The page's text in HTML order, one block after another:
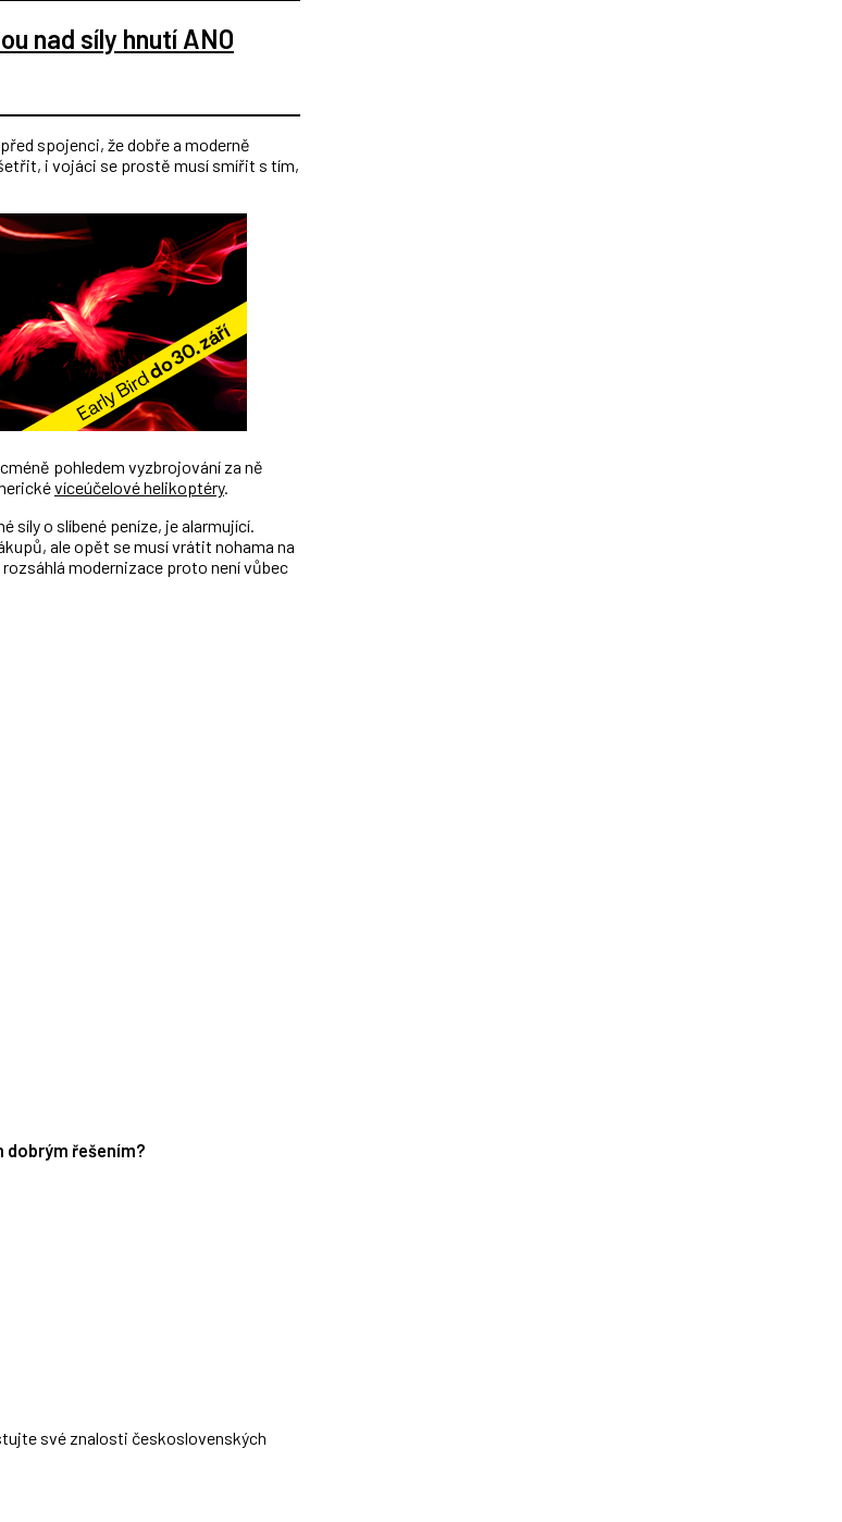
nad síly hnutí ANO
spojenci, že dobře a moderně
i vojáci se prostě musí smířit s tím,
pohledem vyzbrojování za ně
víceúčelové helikoptéry.
síly o slíbené peníze, je alarmující.
ale opět se musí vrátit nohama na
modernizace proto není vůbec
dobrým řešením?
své znalosti československých